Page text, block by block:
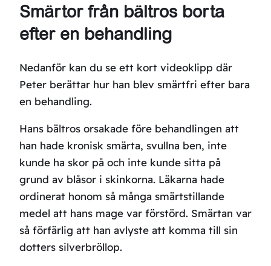
Smärtor från bältros borta
efter en behandling
Nedanför kan du se ett kort videoklipp där
Peter berättar hur han blev smärtfri efter bara
en behandling.
Hans bältros orsakade före behandlingen att
han hade kronisk smärta, svullna ben, inte
kunde ha skor på och inte kunde sitta på
grund av blåsor i skinkorna. Läkarna hade
ordinerat honom så många smärtstillande
medel att hans mage var förstörd. Smärtan var
så förfärlig att han avlyste att komma till sin
dotters silverbröllop.